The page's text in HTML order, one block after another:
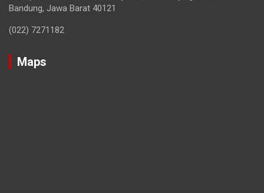
Bandung, Jawa Barat 40121
(022) 7271182
Maps